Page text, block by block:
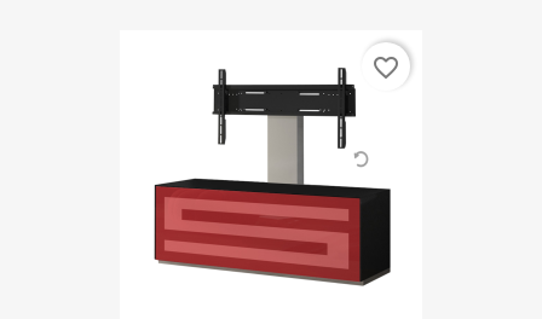
favorite_border